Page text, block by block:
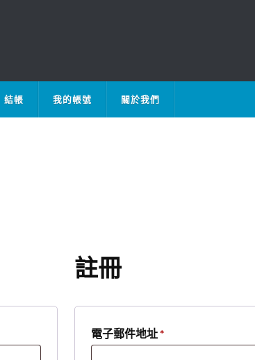
結帳 我的帳號 關於我們
註冊
電子郵件地址*